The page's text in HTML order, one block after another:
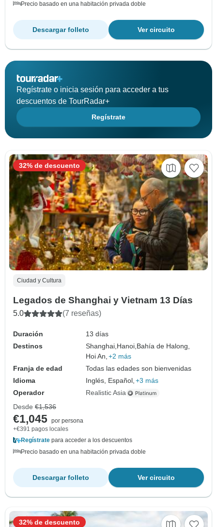
Precio basado en una habitación privada doble
Ver circuito
Descargar folleto
Regístrate o inicia sesión para acceder a tus
descuentos de TourRadar+
Regístrate
Ciudad y Cultura
Legados de Shanghai y Vietnam 13 Días
5.0 (7 reseñas)
Duración
13 días
Destinos
Shanghai,Hanoi,Bahía de Halong,
Hoi An, +2 más
Franja de edad
Todas las edades son bienvenidas
Idioma
Inglés, Español, +3 más
Operador
Realistic Asia
32% de descuento
Desde €1,536
€1,045 por persona
+€391 pagos locales
Regístrate para acceder a los descuentos
Precio basado en una habitación privada doble
Ver circuito
Descargar folleto
32% de descuento